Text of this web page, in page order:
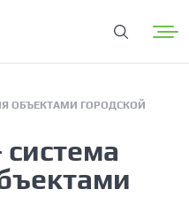
ОБЪЕКТАМИ ГОРОДСКОЙ